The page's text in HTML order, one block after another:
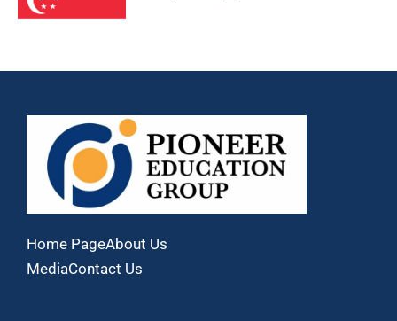
Home PageAbout Us
MediaContact Us